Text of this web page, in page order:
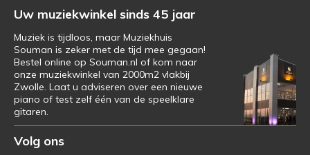
Uw muziekwinkel sinds 45 jaar
Muziek is tijdloos, maar Muziekhuis
Souman is zeker met de tijd mee gegaan!
Bestel online op Souman.nl of kom naar
onze muziekwinkel van 2000m2 vlakbij
Zwolle. Laat u adviseren over een nieuwe
piano of test zelf één van de speelklare
gitaren.
Volg ons